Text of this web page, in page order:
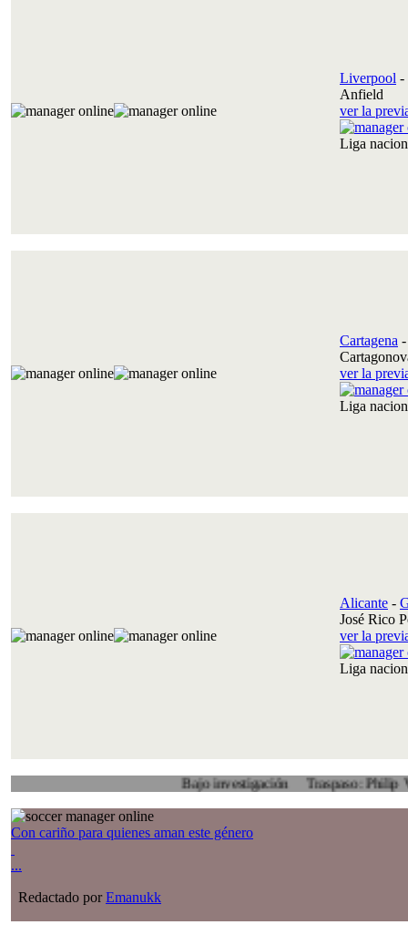
Liverpool -
Anfield
ver la
Liga
Cartagena
ver la
Liga
Alicante -
José Rico
ver la
Liga
Bajo investigación Traspaso: Philip
Con cariño para quienes aman este género
...
Redactado porEmanukk